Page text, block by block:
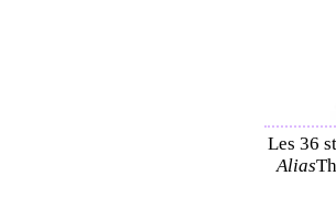
Les 36
Alias